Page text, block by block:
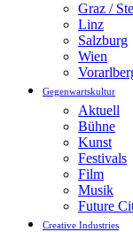
Graz /
Linz
Salzburg
Wien
Gegenwartskultur
Aktuell
Bühne
Kunst
Festivals
Film
Musik
Future
Creative Industries